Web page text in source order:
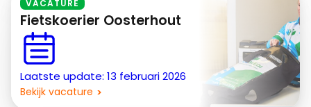
VACATURE
Fietskoerier Oosterhout
Laatste update: 13 februari 2026
Bekijk vacature